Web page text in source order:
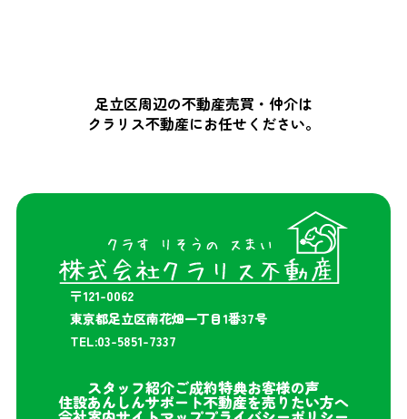
足立区周辺の不動産売買・仲介は
クラリス不動産にお任せください。
〒121-0062
東京都足立区南花畑一丁目1番37号
TEL:03-5851-7337
スタッフ紹介ご成約特典お客様の声
住設あんしんサポート不動産を売りたい方へ